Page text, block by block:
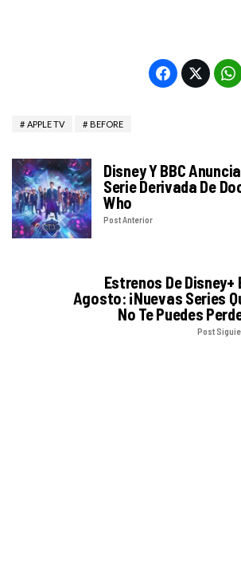
APPLE TV BEFORE
Disney Y BBC
Serie Derivada De
Who
Post Anterior
Estrenos De Disney+
Agosto: ¡Nuevas Series
No Te Puedes
Post